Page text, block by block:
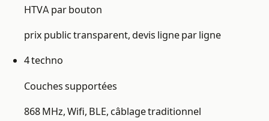
HTVA par bouton
prix public transparent, devis ligne par ligne
4 techno
Couches supportées
868 MHz, Wifi, BLE, câblage traditionnel